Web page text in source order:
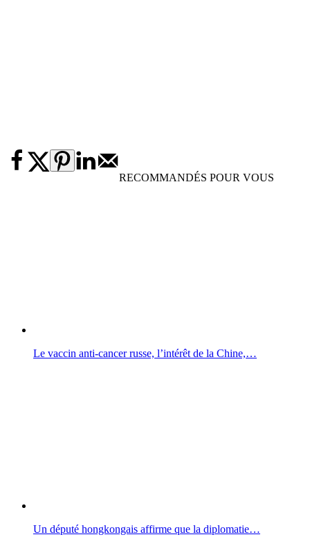
RECOMMANDÉS POUR VOUS
Le vaccin anti-cancer russe, l’intérêt de la Chine,…
Un député hongkongais affirme que la diplomatie…